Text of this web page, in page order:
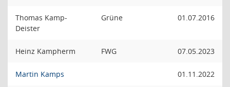
Thomas Kamp-
Deister
Grüne 01.07.2016
Heinz Kampherm FWG 07.05.2023
Martin Kamps 01.11.2022